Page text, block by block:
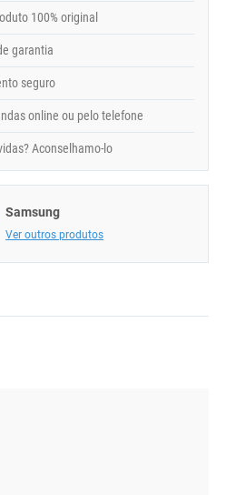
100% original
garantia
seguro
online ou pelo telefone
Aconselhamo-lo
Samsung
Ver outros produtos